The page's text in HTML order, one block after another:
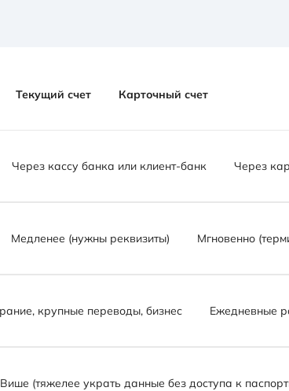
Текущий счет Карточный счет
Через кассу банка или клиент-банк Через
Медленее (нужны реквизиты) Мгновенно
крупные переводы, бизнес Ежедневные
Више (тяжелее украть данные без доступа к